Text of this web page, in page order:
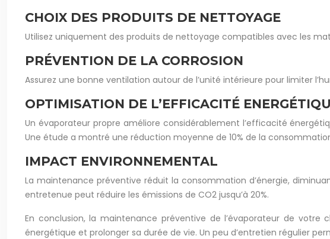
CHOIX DES PRODUITS DE NETTOYAGE
Utilisez uniquement des produits de nettoyage compatibles avec les
PRÉVENTION DE LA CORROSION
Assurez une bonne ventilation autour de l’unité intérieure pour limiter
OPTIMISATION DE L’EFFICACITÉ
Un évaporateur propre améliore considérablement l’efficacité
Une étude a montré une réduction moyenne de 10% de la
IMPACT ENVIRONNEMENTAL
La maintenance préventive réduit la consommation d’énergie,
entretenue peut réduire les émissions de CO2 jusqu’à 20%.
En conclusion, la maintenance préventive de l’évaporateur de
énergétique et prolonger sa durée de vie. Un peu d’entretien régulier